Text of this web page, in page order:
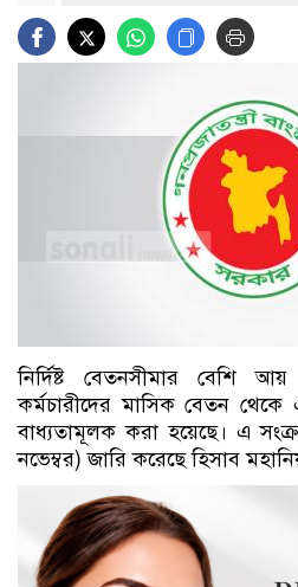
নির্দিষ্ট বেতনসীমার বেশি
কর্মচারীদের মাসিক বেতন
বাধ্যতামূলক করা হয়েছে। এ
নভেম্বর) জারি করেছে হিসাব